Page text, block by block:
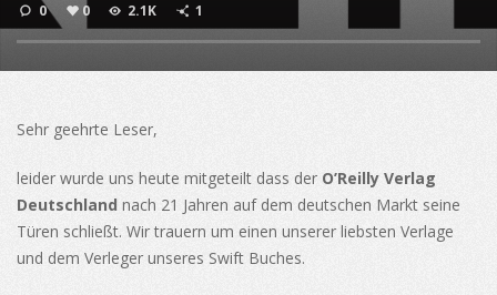
0 0 2.1K 1
Sehr geehrte Leser,
leider wurde uns heute mitgeteilt dass der O’Reilly Verlag
Deutschland nach 21 Jahren auf dem deutschen Markt seine
Türen schließt. Wir trauern um einen unserer liebsten Verlage
und dem Verleger unseres Swift Buches.